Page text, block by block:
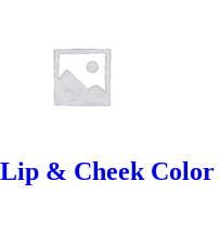
Lip & Cheek Color